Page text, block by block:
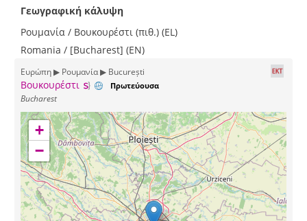
Γεωγραφική κάλυψη
Ρουμανία / Βουκουρέστι (πιθ.) (EL)
Romania / [Bucharest] (EN)
Ευρώπη ▶ Ρουμανία ▶ București
Βουκουρέστι Πρωτεύουσα
Bucharest
+
−